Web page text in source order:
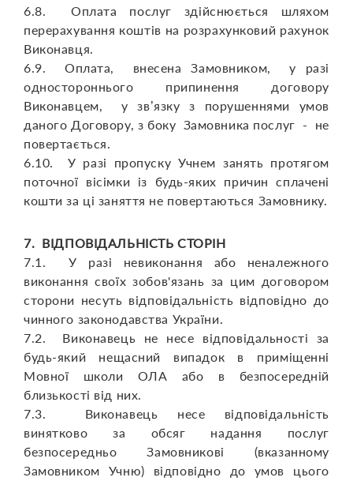
6.8. Оплата послуг здійснюється шляхом
перерахування коштів на розрахунковий рахунок
Виконавця.
6.9. Оплата, внесена Замовником, у разі
одностороннього припинення договору
Виконавцем, у зв’язку з порушеннями умов
даного Договору, з боку Замовника послуг - не
повертається.
6.10. У разі пропуску Учнем занять протягом
поточної вісімки із будь-яких причин сплачені
кошти за ці заняття не повертаються Замовнику.
7. ВІДПОВІДАЛЬНІСТЬ СТОРІН
7.1. У разі невиконання або неналежного
виконання своїх зобов'язань за цим договором
сторони несуть відповідальність відповідно до
чинного законодавства України.
7.2. Виконавець не несе відповідальності за
будь-який нещасний випадок в приміщенні
Мовної школи ОЛА або в безпосередній
близькості від них.
7.3. Виконавець несе відповідальність
винятково за обсяг надання послуг
безпосередньо Замовникові (вказанному
Замовником Учню) відповідно до умов цього